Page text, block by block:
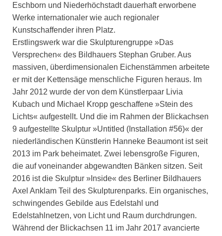
Eschborn und Niederhöchstadt dauerhaft erworbene
Werke internationaler wie auch regionaler
Kunstschaffender ihren Platz.
Erstlingswerk war die Skulpturengruppe »Das
Versprechen« des Bildhauers Stephan Gruber. Aus
massiven, überdimensionalen Eichenstämmen arbeitete
er mit der Kettensäge menschliche Figuren heraus. Im
Jahr 2012 wurde der von dem Künstlerpaar Livia
Kubach und Michael Kropp geschaffene »Stein des
Lichts« aufgestellt. Und die im Rahmen der Blickachsen
9 aufgestellte Skulptur »Untitled (Installation #56)« der
niederländischen Künstlerin Hanneke Beaumont ist seit
2013 im Park beheimatet. Zwei lebensgroße Figuren,
die auf voneinander abgewandten Bänken sitzen. Seit
2016 ist die Skulptur »Inside« des Berliner Bildhauers
Axel Anklam Teil des Skulpturenparks. Ein organisches,
schwingendes Gebilde aus Edelstahl und
Edelstahlnetzen, von Licht und Raum durchdrungen.
Während der Blickachsen 11 im Jahr 2017 avancierte